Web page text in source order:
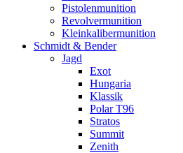
Pistolenmunition
Revolvermunition
Kleinkalibermunition
Schmidt & Bender
Jagd
Exot
Hungaria
Klassik
Polar T96
Stratos
Summit
Zenith